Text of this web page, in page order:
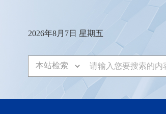
2026年8月7日 星期五